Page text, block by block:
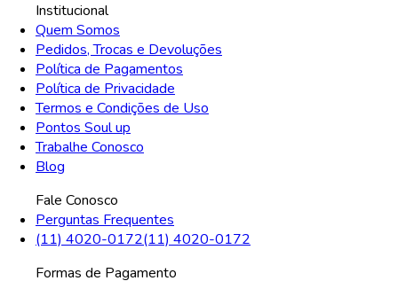
Institucional
Quem Somos
Pedidos, Trocas e Devoluções
Política de Pagamentos
Política de Privacidade
Termos e Condições de Uso
Pontos Soul up
Trabalhe Conosco
Blog
Fale Conosco
Perguntas Frequentes
(11) 4020-0172(11) 4020-0172
Formas de Pagamento